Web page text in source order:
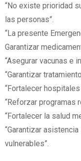
“No existe prioridad
las personas”.
“La presente
Garantizar
“Asegurar vacunas e
“Garantizar
“Fortalecer
“Reforzar programas
“Fortalecer la salud
“Garantizar
vulnerables”.